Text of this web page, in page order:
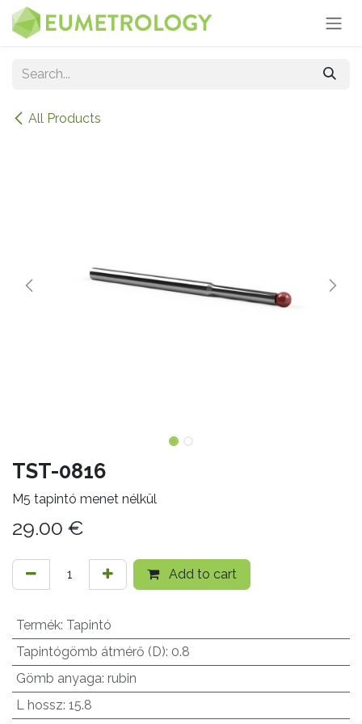
Skip to Content
All Products
TST-0816
M5 tapintó menet nélkül
29.00 €
Add to cart
Termék: Tapintó
Tapintógömb átmérő (D): 0.8
Gömb anyaga: rubin
L hossz: 15.8